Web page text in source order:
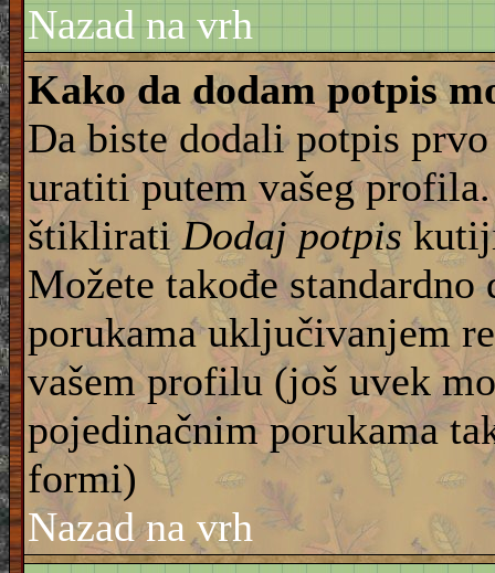
Nazad na vrh
Kako da dodam potpis
Da biste dodali potpis
uratiti putem vašeg
štiklirati Dodaj potpis
Možete takođe
porukama uključivanjem
vašem profilu (još uvek
pojedinačnim porukama
formi)
Nazad na vrh